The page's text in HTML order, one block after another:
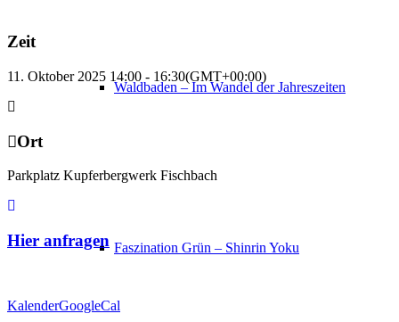
Waldbaden – Im Wandel der Jahreszeiten
Faszination Grün – Shinrin Yoku
Zeit
11. Oktober 2025 14:00 - 16:30(GMT+00:00)
Ort
Parkplatz Kupferbergwerk Fischbach
Hier anfragen
KalenderGoogleCal